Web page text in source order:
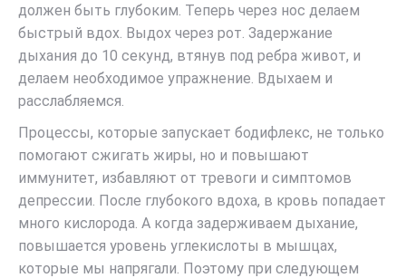
должен быть глубоким. Теперь через нос делаем
быстрый вдох. Выдох через рот. Задержание
дыхания до 10 секунд, втянув под ребра живот, и
делаем необходимое упражнение. Вдыхаем и
расслабляемся.
Процессы, которые запускает бодифлекс, не только
помогают сжигать жиры, но и повышают
иммунитет, избавляют от тревоги и симптомов
депрессии. После глубокого вдоха, в кровь попадает
много кислорода. А когда задерживаем дыхание,
повышается уровень углекислоты в мышцах,
которые мы напрягали. Поэтому при следующем